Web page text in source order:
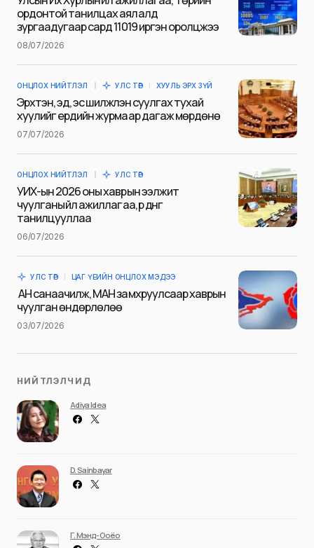
тэмдэглэсэн
Сэтгэгдэл*
Name
time I comment.
Илгээх
ордонтой танилцах аялалд
зургаадугаар сард 11019 иргэн оролцжээ
08/07/2026
ОНЦЛОХ НИЙТЛЭЛ УЛС ТӨР ХУУЛЬ ЭРХ ЗҮЙ
Эрхтэн, эд, эс шилжүүлэн суулгах тухай
хуулийг ердийн журмаар дагаж мөрдөнө
07/07/2026
ОНЦЛОХ НИЙТЛЭЛ УЛС ТӨР
УИХ-ын 2026 оны хаврын ээлжит
чуулганы үйл ажиллагаа, үр дүнг
танилцууллаа
06/07/2026
УЛС ТӨР ЦАГ ҮЕИЙН ОНЦЛОХ МЭДЭЭ
АН санаачилж, МАН замхруулсаар хаврын
чуулган өндөрлөлөө
03/07/2026
НИЙТЛЭЛЧИД
Adiya Idea
D. Sainbayar
Г. Мэнд-Ооёо